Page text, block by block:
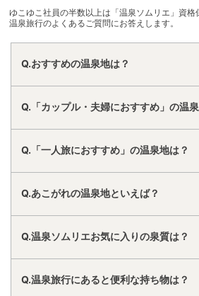
ゆこゆこ社員の半数以上は「温泉ソムリエ」資格
温泉旅行のよくあるご質問にお答えします。
Q.おすすめの温泉地は？
Q.「カップル・夫婦におすすめ」の温
Q.「一人旅におすすめ」の温泉地は？
Q.あこがれの温泉地といえば？
Q.温泉ソムリエお気に入りの泉質は？
Q.温泉旅行にあると便利な持ち物は？